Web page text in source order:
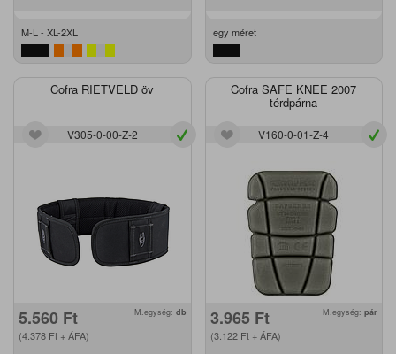
M-L - XL-2XL egy méret
Cofra RIETVELD öv
V305-0-00-Z-2
5.560 Ft
(4.378 Ft + ÁFA)
M.egység: db
Cofra SAFE KNEE 2007
térdpárna
V160-0-01-Z-4
3.965 Ft
(3.122 Ft+ ÁFA)
M.egység: pár